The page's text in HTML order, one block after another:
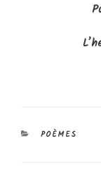
CATÉGORIES
POÈMES